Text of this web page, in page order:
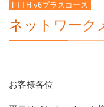
FTTH v6プラスコース
ネットワーク
お客様各位